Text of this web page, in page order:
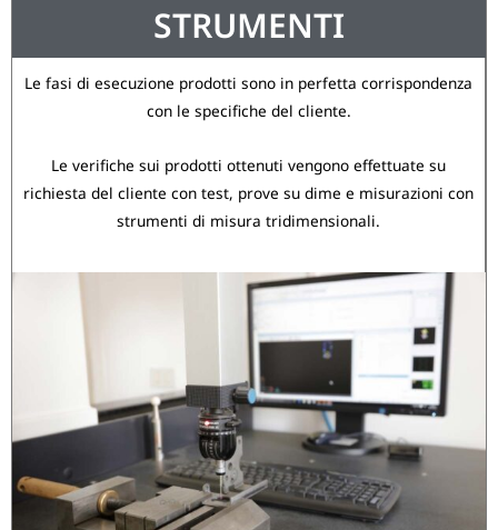
STRUMENTI
Le fasi di esecuzione prodotti sono in perfetta corrispondenza
con le specifiche del cliente.
Le verifiche sui prodotti ottenuti vengono effettuate su
richiesta del cliente con test, prove su dime e misurazioni con
strumenti di misura tridimensionali.